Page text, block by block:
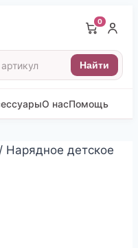
Найти
0
О насПомощь
/ Нарядное детское